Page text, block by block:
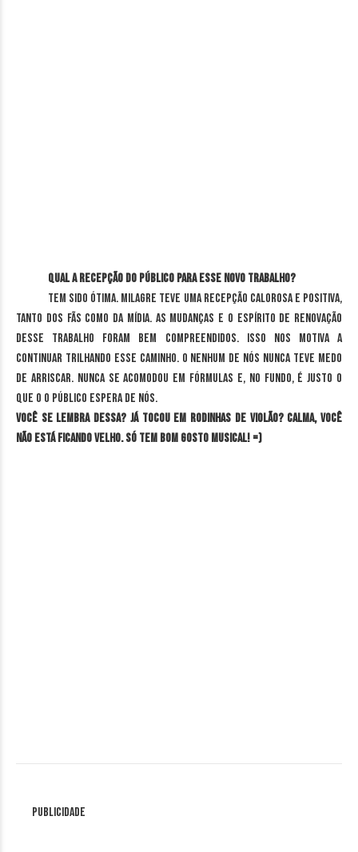
Qual a recepção do público para esse novo trabalho?
Tem sido ótima. Milagre teve uma recepção calorosa e positiva,
tanto dos fãs como da mídia. As mudanças e o espírito de renovação
desse trabalho foram bem compreendidos. Isso nos motiva a
continuar trilhando esse caminho. O Nenhum de Nós nunca teve medo
de arriscar. Nunca se acomodou em fórmulas e, no fundo, é justo o
que o o público espera de nós.
Você se lembra dessa? Já tocou em rodinhas de violão? Calma, você
não está ficando velho. Só tem bom gosto musical! =)
Publicidade